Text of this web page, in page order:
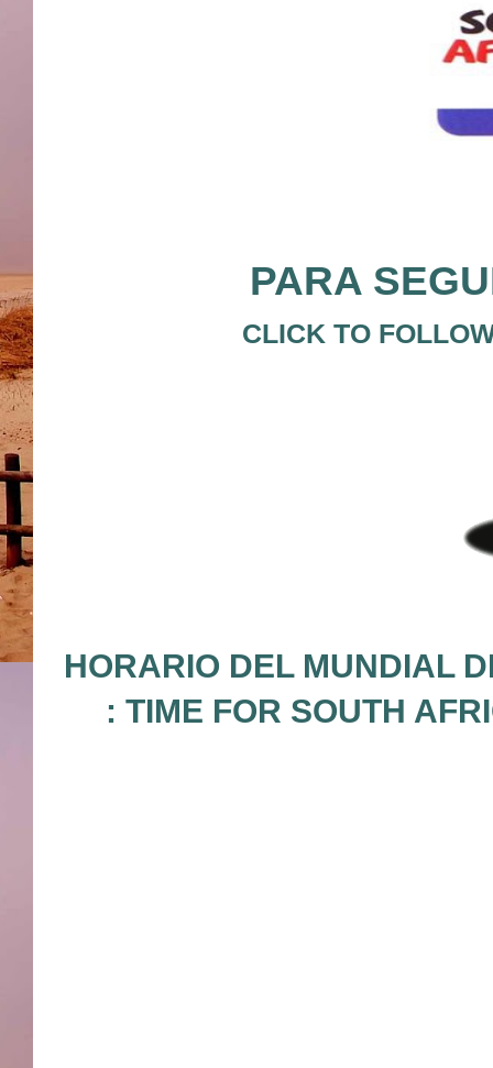
PARA
CLICK TO
HORARIO DEL MUNDIAL
: TIME FOR SOUTH